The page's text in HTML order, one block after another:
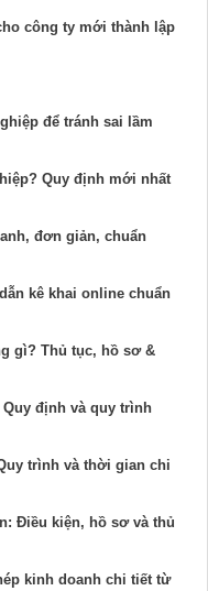
công ty mới thành lập
để tránh sai lầm
Quy định mới nhất
đơn giản, chuẩn
kê khai online chuẩn
gì? Thủ tục, hồ sơ &
định và quy trình
trình và thời gian chi
Điều kiện, hồ sơ và thủ
kinh doanh chi tiết từ